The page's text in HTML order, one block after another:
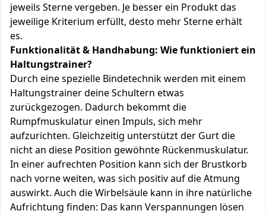
jeweils Sterne vergeben. Je besser ein Produkt das
jeweilige Kriterium erfüllt, desto mehr Sterne erhält
es.
Funktionalität & Handhabung: Wie funktioniert ein
Haltungstrainer?
Durch eine spezielle Bindetechnik werden mit einem
Haltungstrainer deine Schultern etwas
zurückgezogen. Dadurch bekommt die
Rumpfmuskulatur einen Impuls, sich mehr
aufzurichten. Gleichzeitig unterstützt der Gurt die
nicht an diese Position gewöhnte Rückenmuskulatur.
In einer aufrechten Position kann sich der Brustkorb
nach vorne weiten, was sich positiv auf die Atmung
auswirkt. Auch die Wirbelsäule kann in ihre natürliche
Aufrichtung finden: Das kann Verspannungen lösen